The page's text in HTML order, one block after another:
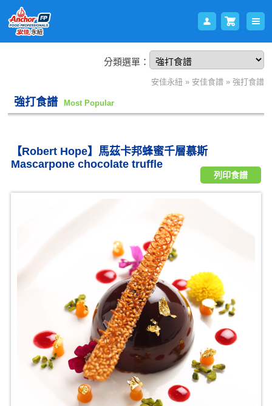
登入 車
分類選單：
安佳永紐» 安佳食譜» 強打食譜
強打食譜 Most Popular
【Robert Hope】馬茲卡邦蜂蜜千層慕斯
Mascarpone chocolate truffle
列印食譜